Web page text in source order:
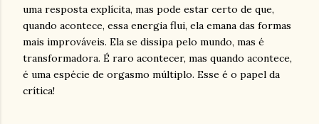
uma resposta explícita, mas pode estar certo de que,
quando acontece, essa energia flui, ela emana das formas
mais improváveis. Ela se dissipa pelo mundo, mas é
transformadora. É raro acontecer, mas quando acontece,
é uma espécie de orgasmo múltiplo. Esse é o papel da
crítica!